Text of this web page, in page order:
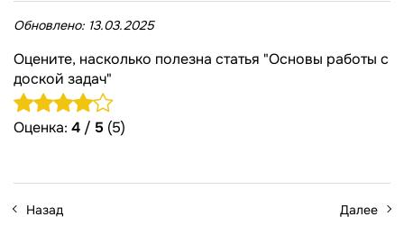
Обновлено: 13.03.2025
Оцените, насколько полезна статья "Основы работы с
доской задач"
Оценка: 4 / 5 (5)
Назад Далее